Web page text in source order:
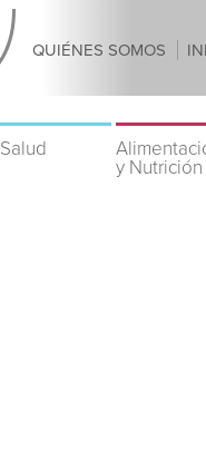
QUIÉNES SOMOS
Salud
y Nutrición